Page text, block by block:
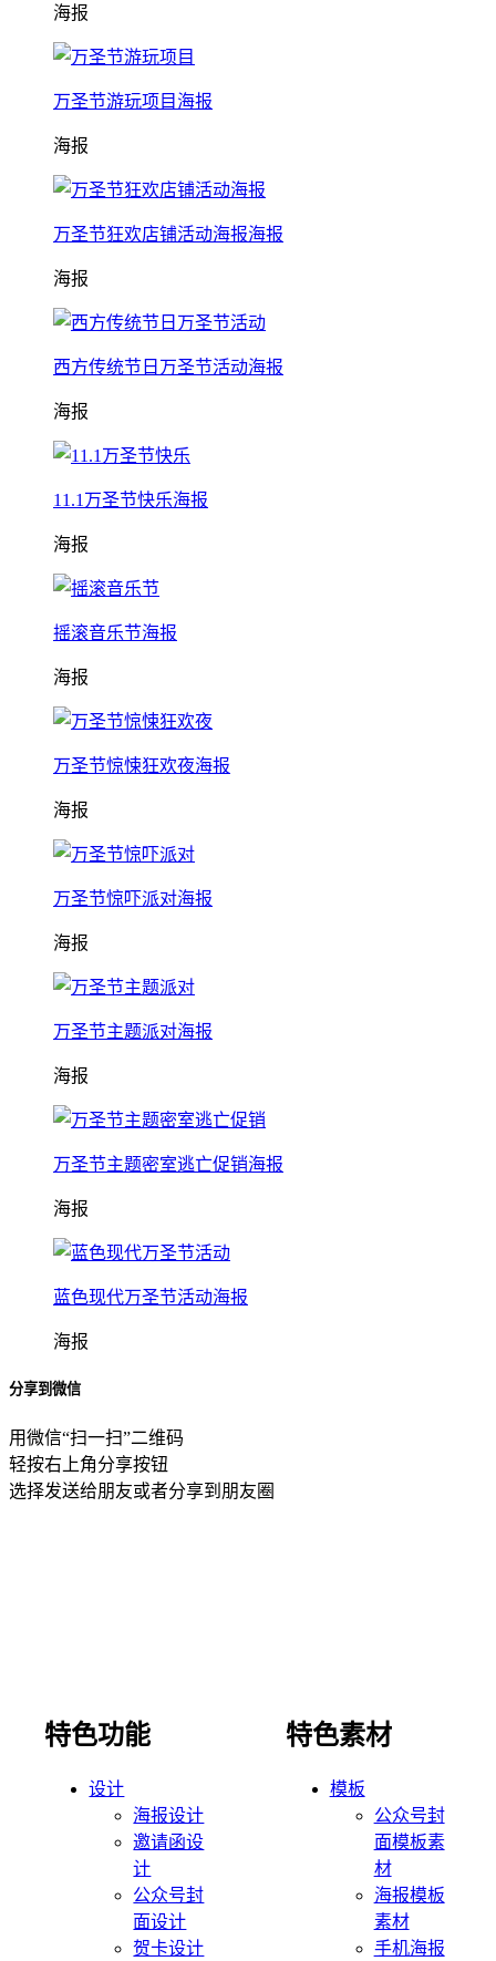
海报
万圣节游玩项目海报
海报
万圣节狂欢店铺活动海报海报
海报
西方传统节日万圣节活动海报
海报
11.1万圣节快乐海报
海报
摇滚音乐节海报
海报
万圣节惊悚狂欢夜海报
海报
万圣节惊吓派对海报
海报
万圣节主题派对海报
海报
万圣节主题密室逃亡促销海报
海报
蓝色现代万圣节活动海报
海报
分享到微信
用微信“扫一扫”二维码
轻按右上角分享按钮
选择发送给朋友或者分享到朋友圈
特色功能
设计
海报设计
邀请函设
计
公众号封
面设计
贺卡设计
特色素材
模板
公众号封
面模板素
材
海报模板
素材
手机海报